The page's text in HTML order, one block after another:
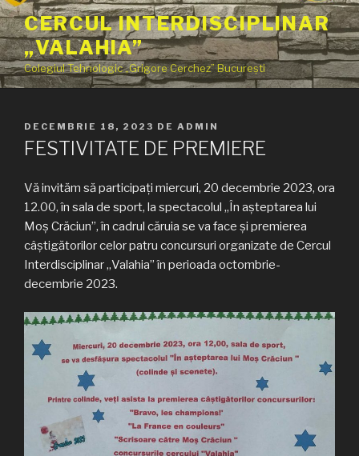
Sari
la
conținut
CERCUL INTERDISCIPLINAR
„VALAHIA”
Colegiul Tehnologic „Grigore Cerchez” București
PUBLICAT
PE
DECEMBRIE 18, 2023 DE ADMIN
FESTIVITATE DE PREMIERE
Vă invităm să participați miercuri, 20 decembrie 2023, ora
12.00, în sala de sport, la spectacolul „În așteptarea lui
Moș Crăciun”, în cadrul căruia se va face și premierea
câștigătorilor celor patru concursuri organizate de Cercul
Interdisciplinar „Valahia” în perioada octombrie-
decembrie 2023.